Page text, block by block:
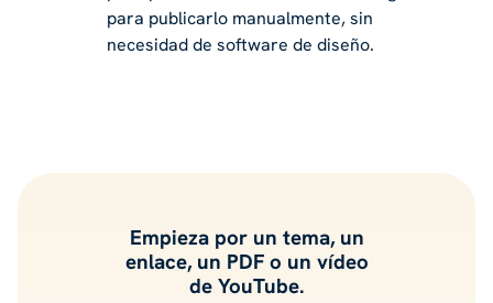
para publicarlo manualmente, sin
necesidad de software de diseño.
Empieza por un tema, un
enlace, un PDF o un vídeo
de YouTube.